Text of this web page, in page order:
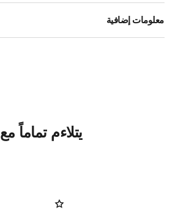
معلومات إضافية
يتلاءم تماماً مع